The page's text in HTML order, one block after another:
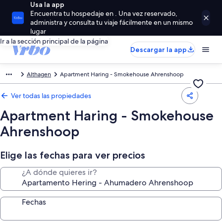
Usa la app
Encuentra tu hospedaje en . Una vez reservado,
administra y consulta tu viaje fácilmente en un mismo
lugar
Ir a la sección principal de la página
Descargar la app
Althagen Apartment Haring - Smokehouse Ahrenshoop
Ver todas las propiedades
Apartment Haring - Smokehouse
Ahrenshoop
Elige las fechas para ver precios
¿A dónde quieres ir?
Fechas